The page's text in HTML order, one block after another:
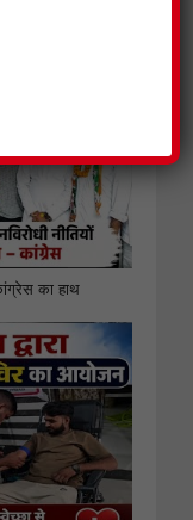
का हाथ